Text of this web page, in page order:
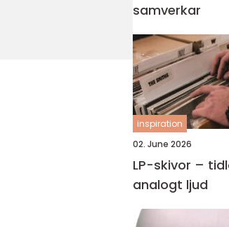
samverkar
inspiration
02. June 2026
LP-skivor –
analogt ljud